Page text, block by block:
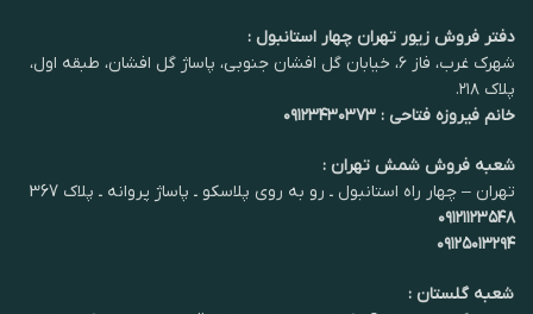
دفتر فروش زیور تهران چهار استانبول :
شهرک غرب، فاز ۶، خیابان گل افشان جنوبی، پاساژ گل افشان، طبقه اول،
پلاک ۲۱۸.
خانم فیروزه فتاحی : ۰۹۱۲۳۴۳۰۳۷۳
شعبه فروش شمش تهران :
تهران – چهار راه استانبول ـ رو به روی پلاسکو ـ پاساژ پروانه ـ پلاک 367
۰۹۱۲۱۱۲۳۵۴۸
۰۹۱۲۵۰۱۳۲۹۴
شعبه گلستان :